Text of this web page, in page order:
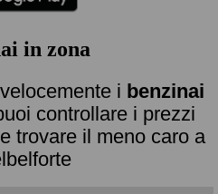
in zona
i benzinai
controllare i prezzi
trovare il meno caro a